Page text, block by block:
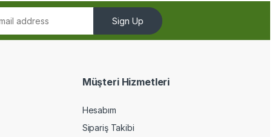
Sign Up
Müşteri Hizmetleri
Hesabım
Sipariş Takibi